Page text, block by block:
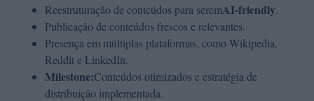
Reestruturação de conteúdos para seremAI-friendly.
Publicação de conteúdos frescos e relevantes.
Presença em múltiplas plataformas, como Wikipedia,
Reddit e LinkedIn.
Milestone:Conteúdos otimizados e estratégia de
distribuição implementada.